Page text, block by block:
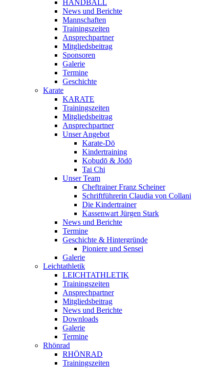
HANDBALL
News und Berichte
Mannschaften
Trainingszeiten
Ansprechpartner
Mitgliedsbeitrag
Sponsoren
Galerie
Termine
Geschichte
Karate
KARATE
Trainingszeiten
Mitgliedsbeitrag
Ansprechpartner
Unser Angebot
Karate-Dō
Kindertraining
Kobudō & Jōdō
Tai Chi
Unser Team
Cheftrainer Franz Scheiner
Schriftführerin Claudia von Collani
Die Kindertrainer
Kassenwart Jürgen Stark
News und Berichte
Termine
Geschichte & Hintergründe
Pioniere und Sensei
Galerie
Leichtathletik
LEICHTATHLETIK
Trainingszeiten
Ansprechpartner
Mitgliedsbeitrag
News und Berichte
Downloads
Galerie
Termine
Rhönrad
RHÖNRAD
Trainingszeiten